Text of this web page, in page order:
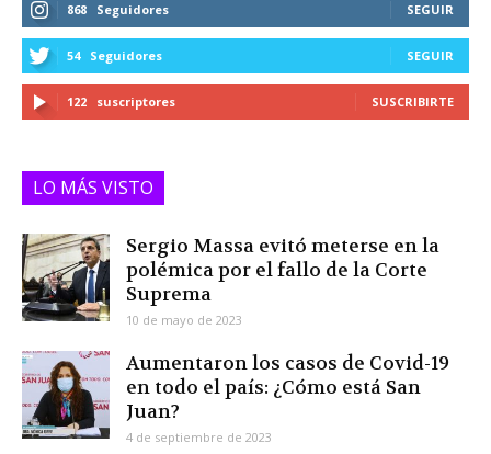
868 Seguidores SEGUIR
54 Seguidores SEGUIR
122 suscriptores SUSCRIBIRTE
LO MÁS VISTO
Sergio Massa evitó meterse en la
polémica por el fallo de la Corte
Suprema
10 de mayo de 2023
Aumentaron los casos de Covid-19
en todo el país: ¿Cómo está San
Juan?
4 de septiembre de 2023